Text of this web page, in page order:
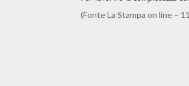
(Fonte La Stampa on line –